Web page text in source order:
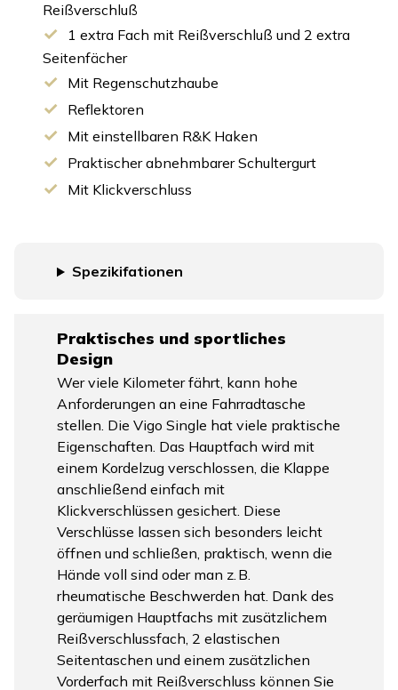
Reißverschluß
1 extra Fach mit Reißverschluß und 2 extra
Seitenfächer
Mit Regenschutzhaube
Reflektoren
Mit einstellbaren R&K Haken
Praktischer abnehmbarer Schultergurt
Mit Klickverschluss
Spezikifationen
Praktisches und sportliches
Design
Wer viele Kilometer fährt, kann hohe
Anforderungen an eine Fahrradtasche
stellen. Die Vigo Single hat viele praktische
Eigenschaften. Das Hauptfach wird mit
einem Kordelzug verschlossen, die Klappe
anschließend einfach mit
Klickverschlüssen gesichert. Diese
Verschlüsse lassen sich besonders leicht
öffnen und schließen, praktisch, wenn die
Hände voll sind oder man z. B.
rheumatische Beschwerden hat. Dank des
geräumigen Hauptfachs mit zusätzlichem
Reißverschlussfach, 2 elastischen
Seitentaschen und einem zusätzlichen
Vorderfach mit Reißverschluss können Sie